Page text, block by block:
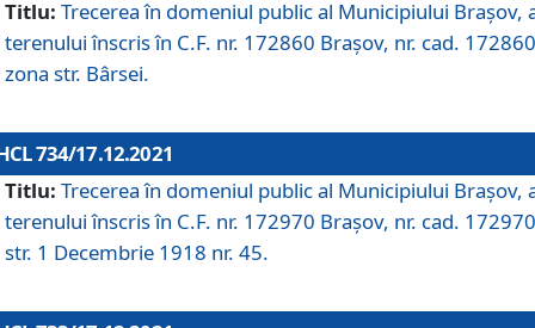
Titlu: Trecerea în domeniul public al Municipiului Braşov,
terenului înscris în C.F. nr. 172860 Brașov, nr. cad.
zona str. Bârsei.
734/17.12.2021
Titlu: Trecerea în domeniul public al Municipiului Braşov,
terenului înscris în C.F. nr. 172970 Brașov, nr. cad.
str. 1 Decembrie 1918 nr. 45.